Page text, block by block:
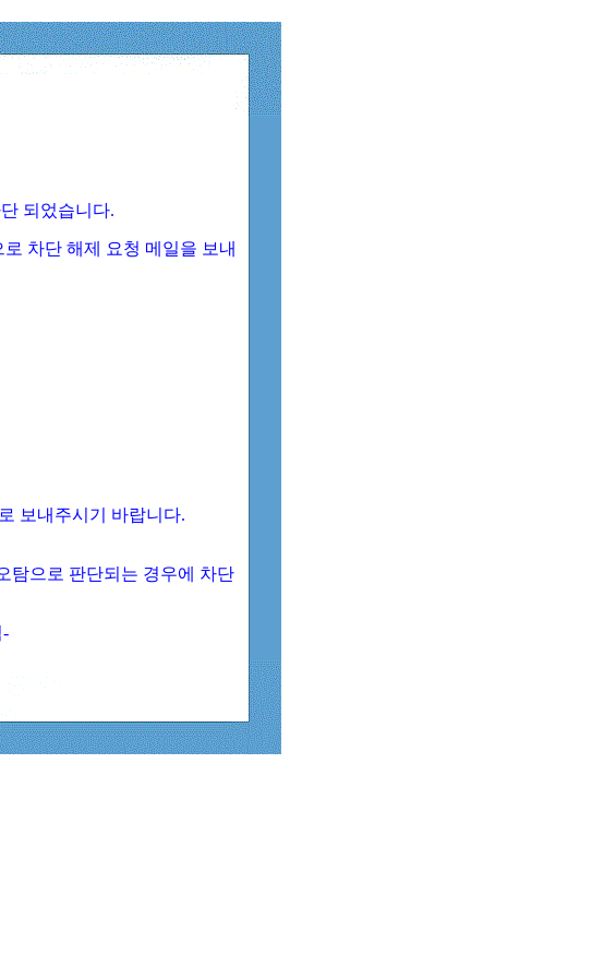
되었습니다.
차단 해제 요청 메일을 보내
보내주시기 바랍니다.
탐으로 판단되는 경우에 차단
-